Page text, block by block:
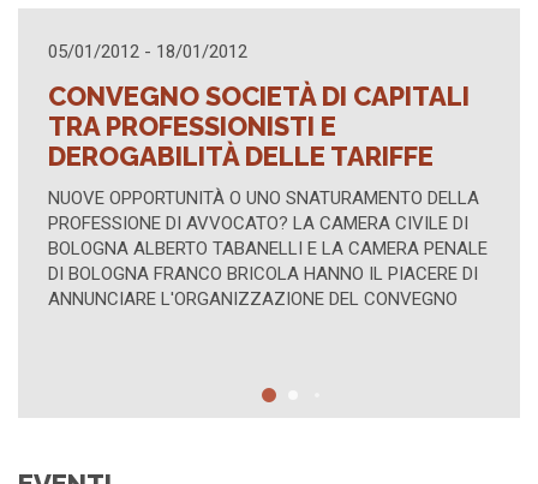
DI CAPITALI
E
TARIFFE
UNO SNATURAMENTO DELLA
LA CAMERA CIVILE DI
E LA CAMERA PENALE
HANNO IL PIACERE DI
DEL CONVEGNO
TUTELA DEGLI
COLLETTIVI
AZIONE DI CLASSE TIPICA
NELLE CONTROVERSIE
CONVENTO DI S.
TRASLAZIONE, BOLOGNA -
LUNEDÌ 16 APRILE 2012,